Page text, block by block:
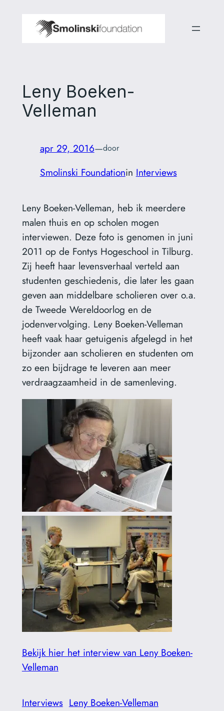
Leny Boeken-
Velleman
apr 29, 2016—door
Smolinski Foundationin Interviews
Leny Boeken-Velleman, heb ik meerdere
malen thuis en op scholen mogen
interviewen. Deze foto is genomen in juni
2011 op de Fontys Hogeschool in Tilburg.
Zij heeft haar levensverhaal verteld aan
studenten geschiedenis, die later les gaan
geven aan middelbare scholieren over o.a.
de Tweede Wereldoorlog en de
jodenvervolging. Leny Boeken-Velleman
heeft vaak haar getuigenis afgelegd in het
bijzonder aan scholieren en studenten om
zo een bijdrage te leveren aan meer
verdraagzaamheid in de samenleving.
Bekijk hier het interview van Leny Boeken-
Velleman
Interviews Leny Boeken-Velleman